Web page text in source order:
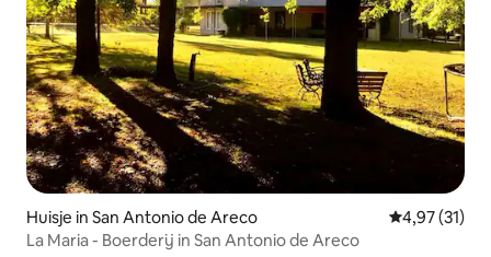
Huisje in San Antonio de Areco Gemiddelde
4,97 (31)
La Maria - Boerderij in San Antonio de Areco